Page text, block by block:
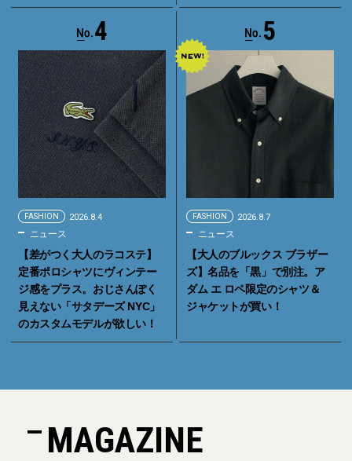
4
FASHION 2026.8.4
ニュース
【差がつく大人のラコステ】
定番ポロシャツにヴィンテー
ジ感をプラス。おじさんぽく
見えない「サタデーズ NYC」
のカスタムモデルが欲しい！
5
FASHION 2026.8.7
ニュース
【大人のブルックス ブラザー
ズ】名品を「黒」で別注。ア
ダム エ ロペ限定のシャツ＆
ジャケットが買い！
MAGAZINE